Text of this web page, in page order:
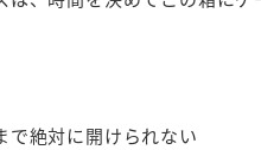
で絶対に開けられない